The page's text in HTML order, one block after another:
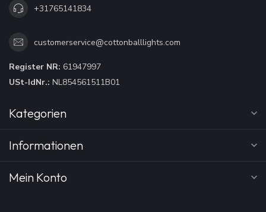
+31765141834
customerservice@cottonballlights.com
Register NR: 61947997
USt-IdNr.: NL854561511B01
Kategorien
Informationen
Mein Konto